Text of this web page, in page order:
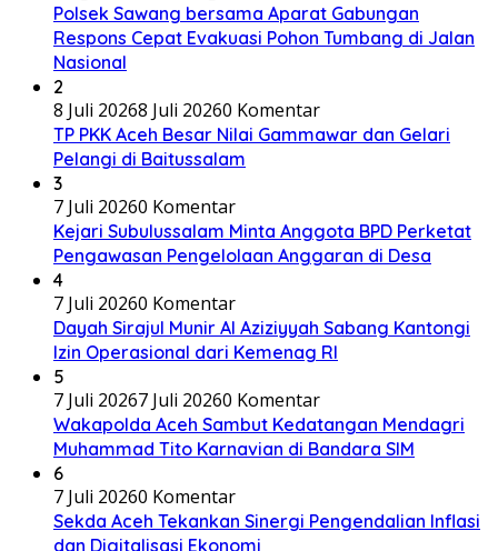
Polsek Sawang bersama Aparat Gabungan
Respons Cepat Evakuasi Pohon Tumbang di Jalan
Nasional
2
8 Juli 20268 Juli 20260 Komentar
TP PKK Aceh Besar Nilai Gammawar dan Gelari
Pelangi di Baitussalam
3
7 Juli 20260 Komentar
Kejari Subulussalam Minta Anggota BPD Perketat
Pengawasan Pengelolaan Anggaran di Desa
4
7 Juli 20260 Komentar
Dayah Sirajul Munir Al Aziziyyah Sabang Kantongi
Izin Operasional dari Kemenag RI
5
7 Juli 20267 Juli 20260 Komentar
Wakapolda Aceh Sambut Kedatangan Mendagri
Muhammad Tito Karnavian di Bandara SIM
6
7 Juli 20260 Komentar
Sekda Aceh Tekankan Sinergi Pengendalian Inflasi
dan Digitalisasi Ekonomi